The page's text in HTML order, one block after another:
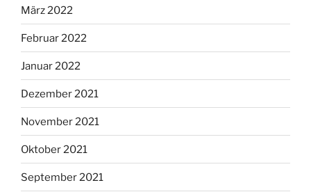
März 2022
Februar 2022
Januar 2022
Dezember 2021
November 2021
Oktober 2021
September 2021